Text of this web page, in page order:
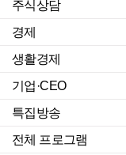
주식상담
경제
생활경제
기업·CEO
특집방송
전체 프로그램